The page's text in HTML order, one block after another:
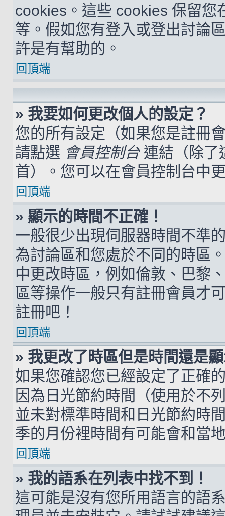
cookies。這些 cookies 保留您
等。假如您有登入或登出討論
許是有幫助的。
回頂端
» 我要如何更改個人的設定？
您的所有設定（如果您是註冊
請點選 會員控制台連結（除了
首）。您可以在會員控制台中
回頂端
» 顯示的時間不正確！
一般很少出現伺服器時間不準
為討論區和您處於不同的時區
中更改時區，例如倫敦、巴黎
區等操作一般只有註冊會員才
註冊吧！
回頂端
» 我更改了時區但是時間還是
如果您確認您已經設定了正確
因為日光節約時間（使用於不
並未對標準時間和日光節約時
季的月份裡時間有可能會和當
回頂端
» 我的語系在列表中找不到！
這可能是沒有您所用語言的語